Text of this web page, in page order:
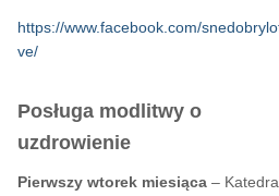
https://www.facebook.com/
ve/
Posługa modlitwy o
uzdrowienie
Pierwszy wtorek miesiąca– Katedra